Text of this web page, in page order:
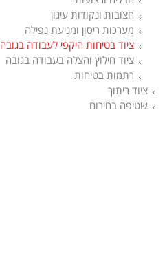
חצובות ונקודות עיגון
מערכות ריסון ומניעת נפילה
ציוד בטיחות היקפי לעבודה בגובה
ציוד חילוץ והצלה בעבודה בגובה
רתמות בטיחות
ציוד ריתוך
שטיפה בחירום